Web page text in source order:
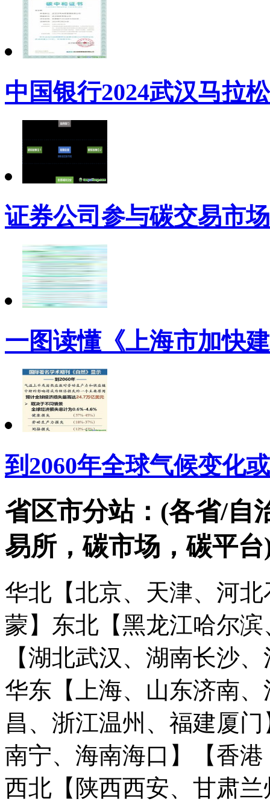
中国银行2024武汉马拉
证券公司参与碳交易市
一图读懂《上海市加快
到2060年全球气候变化
省区市分站：(各省/自
易所，碳市场，碳平台
华北【北京、天津、河
蒙】 东北【黑龙江哈尔
【湖北武汉、湖南长沙
华东【上海、山东济南
昌、浙江温州、福建厦门
南宁、海南海口】
【香
西北【陕西西安、甘肃